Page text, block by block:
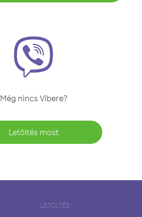
Még nincs Vibere?
Letöltés most
LETÖLTÉS